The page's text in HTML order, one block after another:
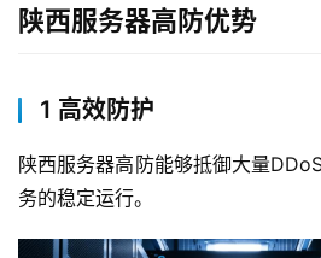
陕西服务器高防优势
1 高效防护
陕西服务器高防能够抵御大量
务的稳定运行。